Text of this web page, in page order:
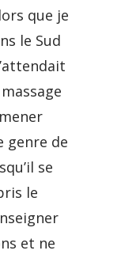
que je
le Sud
genre de
se
le
et ne